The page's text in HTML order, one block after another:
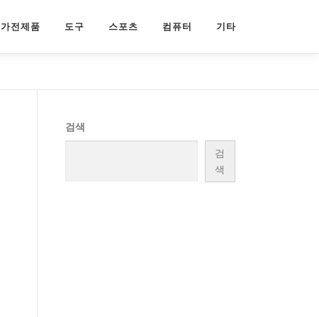
가전제품 도구 스포츠 컴퓨터 기타
검색
검
색